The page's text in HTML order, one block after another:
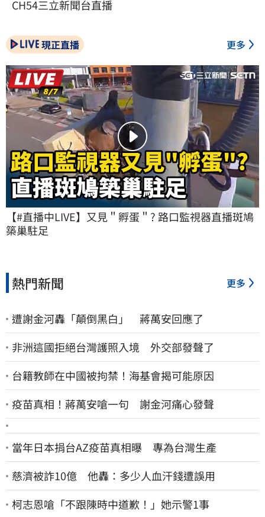
CH54三立新聞台直播
現正直播 更多
【#直播中LIVE】又見＂孵蛋＂? 路口監視器直播斑鳩
築巢駐足
熱門新聞 更多
遭謝金河轟「顛倒黑白」 蔣萬安回應了
非洲這國拒絕台灣護照入境 外交部發聲了
台籍教師在中國被拘禁！海基會揭可能原因
疫苗真相！蔣萬安嗆一句 謝金河痛心發聲
當年日本捐台AZ疫苗真相曝 專為台灣生產
慈濟被詐10億 他轟：多少人血汗錢遭誤用
柯志恩嗆「不跟陳時中道歉！」她示警1事